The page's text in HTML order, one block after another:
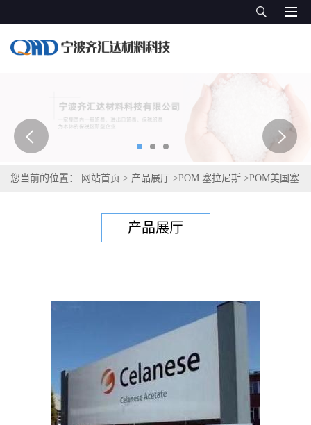
您当前的位置： 网站首页 > 产品展厅 >POM 塞拉尼斯 >POM美国塞
产品展厅